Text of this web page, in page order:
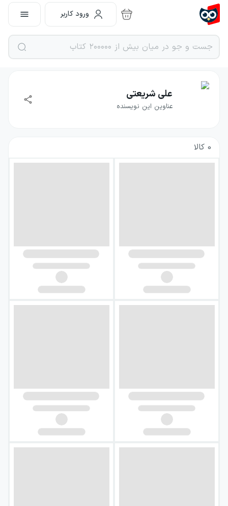
ورود کاربر
علی شریعتی
عناوین این نویسنده
0 کالا